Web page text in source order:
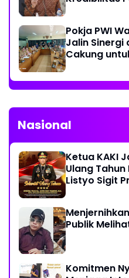
Pokja PWI
Jalin Sinergi
Cakung
Nasional
Ketua KAKI
Ulang
Listyo Sigit
Publik
Komitmen